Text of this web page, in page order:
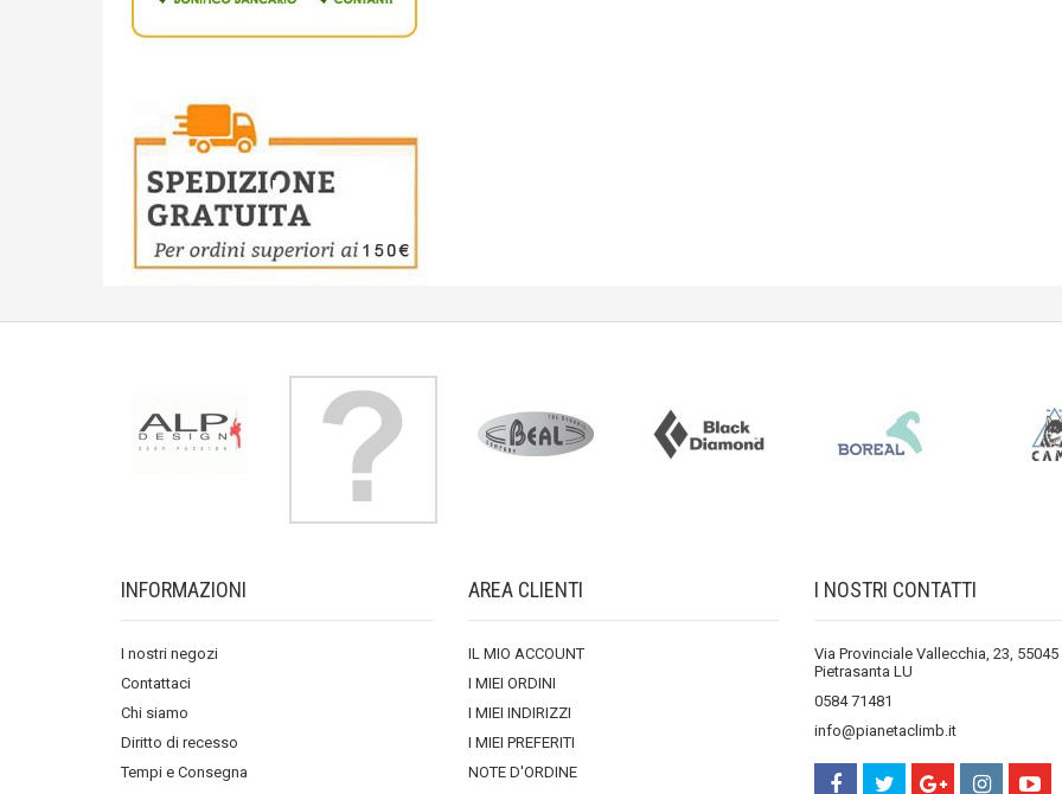
INFORMAZIONI
I nostri negozi
Contattaci
Chi siamo
Diritto di recesso
Tempi e Consegna
AREA CLIENTI
IL MIO ACCOUNT
I MIEI ORDINI
I MIEI INDIRIZZI
I MIEI PREFERITI
NOTE D'ORDINE
I NOSTRI CONTATTI
Via Provinciale Vallecchia, 23, 55045
Pietrasanta LU
0584 71481
info@pianetaclimb.it